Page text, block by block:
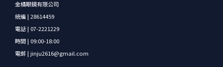
金橘眼鏡有限公司
統編 | 28614459
電話 | 07-2221229
時間 | 09:00-18:00
電郵 | jinju2616@gmail.com